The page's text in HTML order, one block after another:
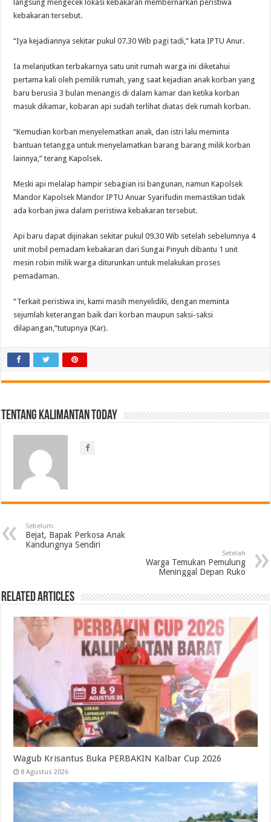
langsung mengecek lokasi kebakaran membernarkan peristiwa
kebakaran tersebut.
“Iya kejadiannya sekitar pukul 07.30 Wib pagi tadi,” kata IPTU Anur.
Ia melanjutkan terbakarnya satu unit rumah warga ini diketahui
pertama kali oleh pemilik rumah, yang saat kejadian anak korban yang
baru berusia 3 bulan menangis di dalam kamar dan ketika korban
masuk dikamar, kobaran api sudah terlihat diatas dek rumah korban.
“Kemudian korban menyelematkan anak, dan istri lalu meminta
bantuan tetangga untuk menyelamatkan barang barang milik korban
lainnya,” terang Kapolsek.
Meski api melalap hampir sebagian isi bangunan, namun Kapolsek
Mandor Kapolsek Mandor IPTU Anuar Syarifudin memastikan tidak
ada korban jiwa dalam peristiwa kebakaran tersebut.
Api baru dapat dijinakan sekitar pukul 09.30 Wib setelah sebelumnya 4
unit mobil pemadam kebakaran dari Sungai Pinyuh dibantu 1 unit
mesin robin milik warga diturunkan untuk melakukan proses
pemadaman.
“Terkait peristiwa ini, kami masih menyelidiki, dengan meminta
sejumlah keterangan baik dari korban maupun saksi-saksi
dilapangan,”tutupnya (Kar).
Tentang Kalimantan Today
Sebelum
Bejat, Bapak Perkosa Anak
Kandungnya Sendiri
Setelah
Warga Temukan Pemulung
Meninggal Depan Ruko
Related Articles
Wagub Krisantus Buka PERBAKIN Kalbar Cup 2026
8 Agustus 2026